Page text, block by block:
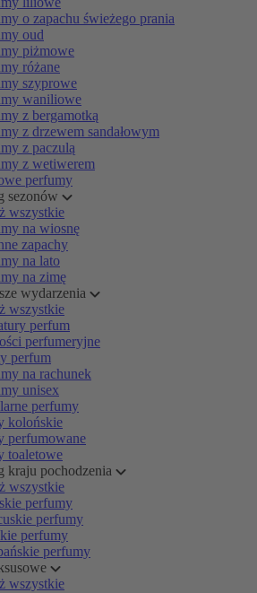
o zapachu świeżego prania
oud
piżmowe
różane
szyprowe
waniliowe
z bergamotką
z drzewem sandałowym
z paczulą
z wetiwerem
perfumy
sezonów
wszystkie
na wiosnę
zapachy
na lato
na zimę
wydarzenia
wszystkie
perfum
perfumeryjne
perfum
na rachunek
unisex
perfumy
kolońskie
perfumowane
toaletowe
kraju pochodzenia
wszystkie
perfumy
perfumy
perfumy
perfumy
wszystkie